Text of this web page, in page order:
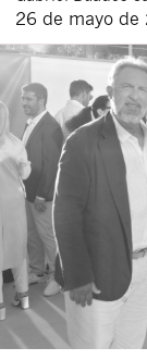
26 de mayo de